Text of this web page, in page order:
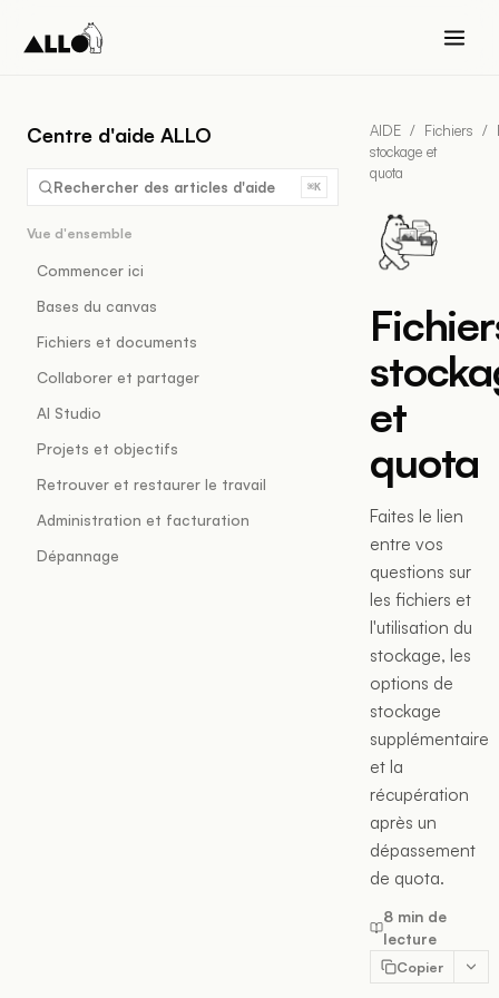
Centre d'aide ALLO
Rechercher des articles d'aide ⌘K
Vue d'ensemble
Commencer ici
Bases du canvas
Fichiers et documents
Collaborer et partager
AI Studio
Projets et objectifs
Retrouver et restaurer le travail
Administration et facturation
Dépannage
AIDE / Fichiers /
stockage et
quota
et
quota
Faites le lien
entre vos
questions sur
les fichiers et
l'utilisation du
stockage, les
options de
stockage
supplémentaire
et la
récupération
après un
dépassement
de quota.
8 min de
lecture
Copier